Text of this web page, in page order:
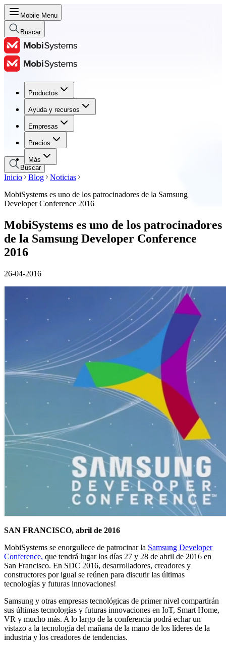
Mobile Menu
Buscar
Productos
Ayuda y recursos
Empresas
Precios
Más
Productos
Ayuda y recursos
Empresas
Precios
Buscar
Inicio Blog
Noticias
MobiSystems es uno de los patrocinadores de la Samsung
Developer Conference 2016
MobiSystems es uno de los patrocinadores
de la Samsung Developer Conference
2016
26-04-2016
SAN FRANCISCO, abril de 2016
MobiSystems se enorgullece de patrocinar la Samsung Developer
Conference, que tendrá lugar los días 27 y 28 de abril de 2016 en
San Francisco. En SDC 2016, desarrolladores, creadores y
constructores por igual se reúnen para discutir las últimas
tecnologías y futuras innovaciones!
Samsung y otras empresas tecnológicas de primer nivel compartirán
sus últimas tecnologías y futuras innovaciones en IoT, Smart Home,
VR y mucho más. A lo largo de la conferencia podrá echar un
vistazo a la tecnología del mañana de la mano de los líderes de la
industria y los creadores de tendencias.